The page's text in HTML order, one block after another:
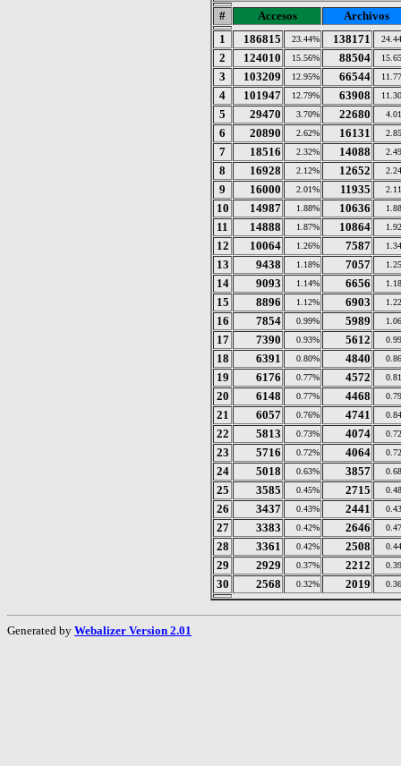
# Accesos
Archivos
1
186815 23.44% 138171
2 124010 15.56% 88504
3 103209 12.95% 66544
4 101947 12.79% 63908
5 29470 3.70% 22680
6 20890 2.62% 16131
7 18516 2.32% 14088
8 16928 2.12% 12652
9 16000 2.01% 11935
10 14987 1.88% 10636
11 14888 1.87% 10864
12 10064 1.26% 7587
13 9438 1.18% 7057
14 9093 1.14% 6656
15 8896 1.12% 6903
16 7854 0.99% 5989
17 7390 0.93% 5612
18 6391 0.80% 4840
19 6176 0.77% 4572
20 6148 0.77% 4468
21 6057 0.76% 4741
22 5813 0.73% 4074
23 5716 0.72% 4064
24 5018 0.63% 3857
25 3585 0.45% 2715
26 3437 0.43% 2441
27 3383 0.42% 2646
28 3361 0.42% 2508
29 2929 0.37% 2212
30 2568 0.32% 2019
Generated by Webalizer Version 2.01